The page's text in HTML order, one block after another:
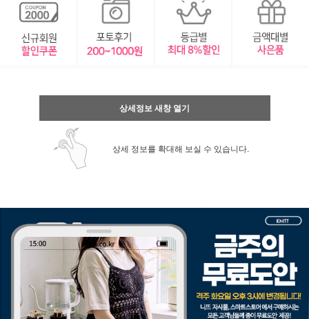
상세정보 새창 열기
상세 정보를 확대해 보실 수 있습니다.